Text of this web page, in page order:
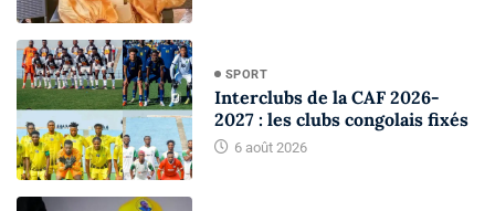
SPORT
Interclubs de la CAF 2026-
2027 : les clubs congolais fixés
6 août 2026